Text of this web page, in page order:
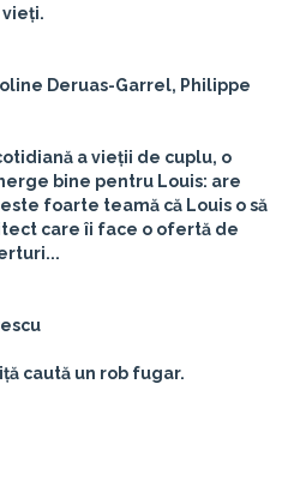
Deruas-Garrel, Philippe
a vieții de cuplu, o
bine pentru Louis: are
foarte teamă că Louis o să
care îi face o ofertă de
caută un rob fugar.